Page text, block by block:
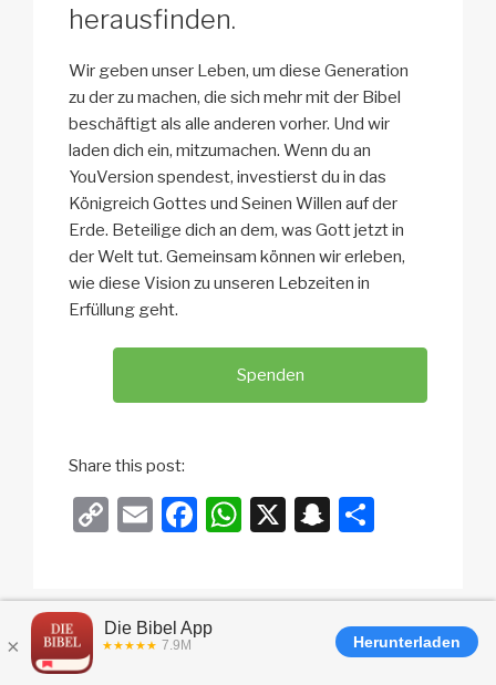
herausfinden.
Wir geben unser Leben, um diese Generation
zu der zu machen, die sich mehr mit der Bibel
beschäftigt als alle anderen vorher. Und wir
laden dich ein, mitzumachen. Wenn du an
YouVersion spendest, investierst du in das
Königreich Gottes und Seinen Willen auf der
Erde. Beteilige dich an dem, was Gott jetzt in
der Welt tut. Gemeinsam können wir erleben,
wie diese Vision zu unseren Lebzeiten in
Erfüllung geht.
Spenden
Share this post:
C
y
Li
E
F
e
W X
S
p
c
n